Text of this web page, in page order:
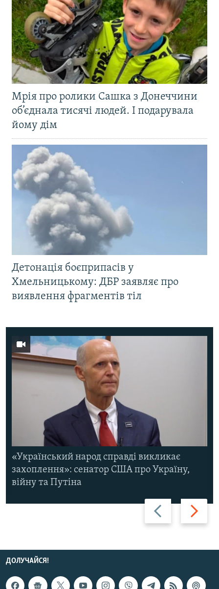
Мрія про ролики Сашка з Донеччини
об’єднала тисячі людей. І подарувала
йому дім
Детонація боєприпасів у
Хмельницькому: ДБР заявляє про
виявлення фрагментів тіл
Назад Вперед
«Український народ справді викликає
захоплення»: сенатор США про Україну,
війну та Путіна
ДОЛУЧАЙСЯ!